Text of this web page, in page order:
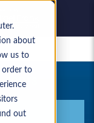
about
us to
order to
out
enregistrées